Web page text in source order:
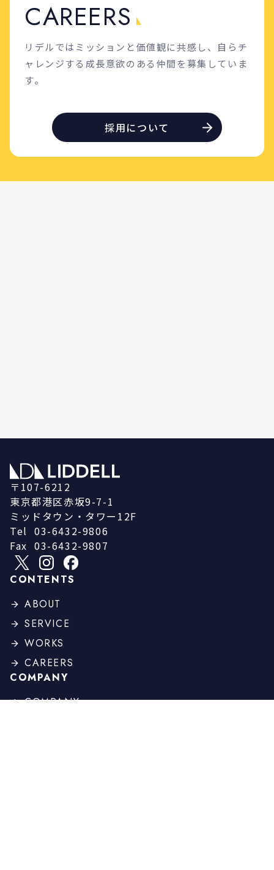
CAREERS
リデルではミッションと価値観に共感し、自らチ
ャレンジする成長意欲のある仲間を募集していま
す。
採用について
〒107-6212
東京都港区赤坂9-7-1
ミッドタウン・タワー12F
Tel 03-6432-9806
Fax 03-6432-9807
CONTENTS
ABOUT
SERVICE
WORKS
CAREERS
COMPANY
COMPANY